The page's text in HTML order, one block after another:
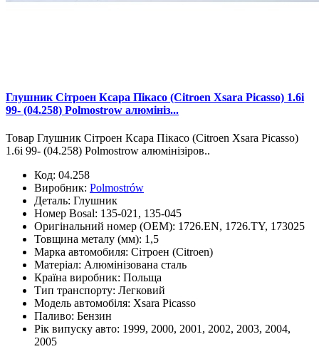
Глушник Сітроен Ксара Пікасо (Citroen Xsara Picasso) 1.6i
99- (04.258) Polmostrow алюмініз...
Товар Глушник Сітроен Ксара Пікасо (Citroen Xsara Picasso)
1.6i 99- (04.258) Polmostrow алюмінізіров..
Код: 04.258
Виробник: Polmostrów
Деталь: Глушник
Номер Bosal: 135-021, 135-045
Оригінальний номер (OEM): 1726.EN, 1726.TY, 173025
Товщина металу (мм): 1,5
Марка автомобиля: Сітроен (Citroen)
Матеріал: Алюмінізована сталь
Країна виробник: Польща
Тип транспорту: Легковий
Модель автомобіля: Xsara Picasso
Паливо: Бензин
Рік випуску авто: 1999, 2000, 2001, 2002, 2003, 2004,
2005